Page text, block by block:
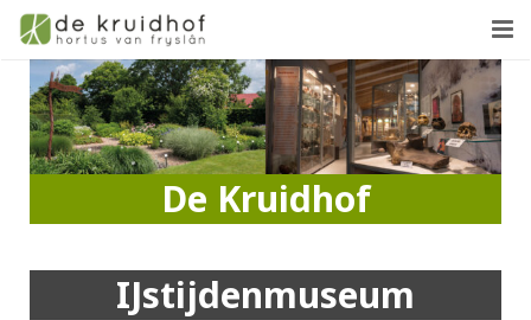
Bezoekersinfo
Collectie
De Kruidhof
IJstijdenmuseum